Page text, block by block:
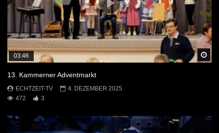
03:46
13. Kammerner Adventmarkt
ECHTZEIT-TV
4. DEZEMBER 2025
472
3